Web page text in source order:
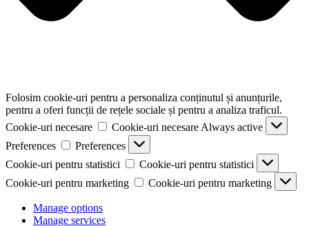
Folosim cookie-uri pentru a personaliza conținutul și anunțurile,
pentru a oferi funcții de rețele sociale și pentru a analiza traficul.
Cookie-uri necesare
Cookie-uri necesare Always active
Preferences
Preferences
Cookie-uri pentru statistici
Cookie-uri pentru statistici
Cookie-uri pentru marketing
Cookie-uri pentru marketing
Manage options
Manage services